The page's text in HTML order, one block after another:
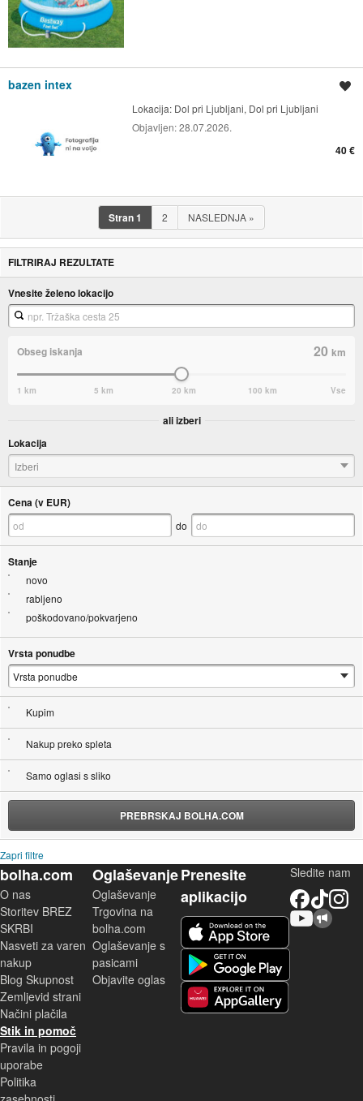
bazen intex
Lokacija: Dol pri Ljubljani, Dol pri Ljubljani
Objavljen:28.07.2026.
40 €
Stran1 2 NASLEDNJA »
FILTRIRAJ REZULTATE
Vnesite želeno lokacijo
Obseg iskanja 20km
1 km 5 km 20 km 100 km Vse
ali izberi
Lokacija
Izberi
Cena (v EUR)
do
Stanje
novo
rabljeno
poškodovano/pokvarjeno
Vrsta ponudbe
Kupim
Nakup preko spleta
Samo oglasi s sliko
PREBRSKAJ BOLHA.COM
Zapri filtre
bolha.com
O nas
Storitev BREZ
SKRBI
Nasveti za varen
nakup
Blog Skupnost
Zemljevid strani
Načini plačila
Stik in pomoč
Pravila in pogoji
uporabe
Politika
Oglaševanje
Oglaševanje
Trgovina na
bolha.com
Oglaševanje s
pasicami
Objavite oglas
Prenesite
aplikacijo
Sledite nam